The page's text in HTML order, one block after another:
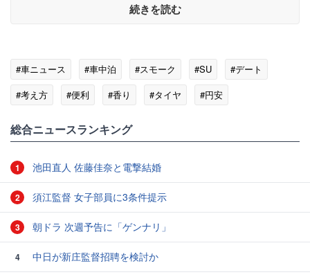
続きを読む
#車ニュース #車中泊 #スモーク #SU
#デート
#考え方
#便利 #香り #タイヤ #円安
総合ニュースランキング
1 池田直人 佐藤佳奈と電撃結婚
2 須江監督 女子部員に3条件提示
3 朝ドラ 次週予告に「ゲンナリ」
4 中日が新庄監督招聘を検討か